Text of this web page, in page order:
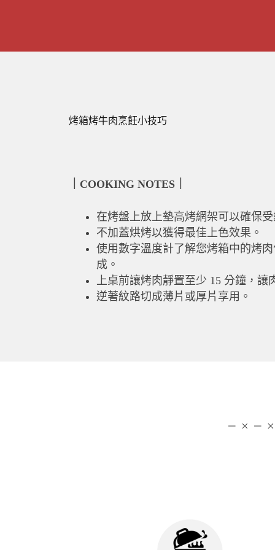
烤箱烤牛肉烹飪小技巧
｜COOKING NOTES
在烤盤上放上墊高烤網架可以確保
不加蓋烘烤以獲得最佳上色效果。
使用數字溫度計了解您烤箱中的烤
成。
上桌前讓烤肉靜置至少 15 分鐘，讓
逆著紋路切成薄片或厚片享用。